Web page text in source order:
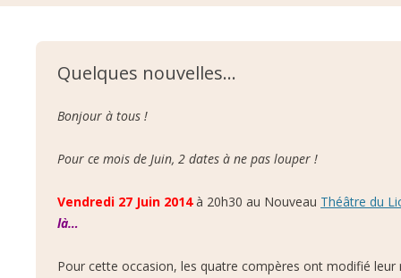
Aller au contenu
Quelques nouvelles…
Bonjour à tous !
Pour ce mois de Juin, 2 dates à ne pas louper !
Vendredi 27 Juin 2014à 20h30 au Nouveau Théâtre du
là…
Pour cette occasion, les quatre compères ont modifié